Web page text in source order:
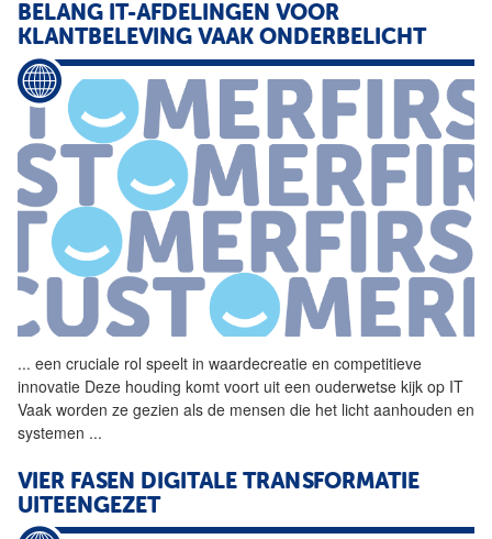
BELANG IT-AFDELINGEN VOOR
KLANTBELEVING VAAK ONDERBELICHT
... een cruciale rol speelt in waardecreatie en competitieve
innovatie Deze houding komt voort uit een ouderwetse kijk op IT
Vaak worden ze gezien als de mensen die het licht aanhouden en
systemen ...
VIER FASEN DIGITALE TRANSFORMATIE
UITEENGEZET